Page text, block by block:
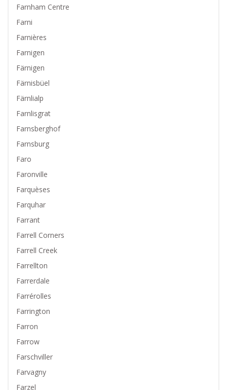
Farnham Centre
Farni
Farnières
Farnigen
Färnigen
Färnisbüel
Färnlialp
Farnlisgrat
Farnsberghof
Farnsburg
Faro
Faronville
Farquèses
Farquhar
Farrant
Farrell Corners
Farrell Creek
Farrellton
Farrerdale
Farrérolles
Farrington
Farron
Farrow
Farschviller
Farvagny
Farzel